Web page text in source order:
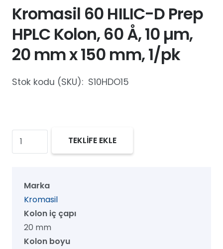
Kromasil 60 HILIC-D Prep
HPLC Kolon, 60 Å, 10 µm,
20 mm x 150 mm, 1/pk
Stok kodu (SKU): S10HDO15
Kromasil
60
Prep
HPLC
Kolon,
TEKLİFE EKLE
Marka
Kromasil
Kolon iç çapı
20 mm
Kolon boyu